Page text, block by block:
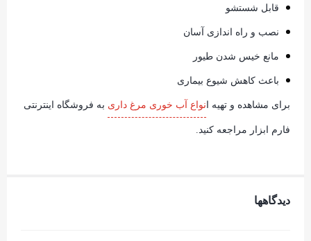
قابل شستشو
نصب و راه اندازی آسان
مانع خیس شدن طیور
باعث کاهش شیوع بیماری
برای مشاهده و تهیه ا نواع آب خوری مرغ داری به فروشگاه اینترنتی
فارم ابزار مراجعه کنید.
دیدگاهها